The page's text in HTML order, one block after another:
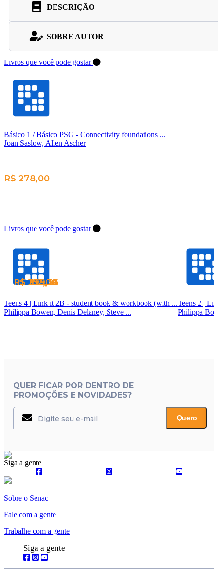
DESCRIÇÃO
SOBRE AUTOR
Livros que você pode gostar
Básico 1 / Básico PSG - Connectivity foundations ...
Joan Saslow, Allen Ascher
R$ 278,00
Livros que você pode gostar
Teens 4 | Link it 2B - student book & workbook (with ...
Philippa Bowen, Denis Delaney, Steve ...
R$ 182,00
Philippa
R$ 182,00
R$ 399,26
R$ 235,30
QUER FICAR POR DENTRO DE
PROMOÇÕES E NOVIDADES?
Quero
Siga a gente
Sobre o Senac
Fale com a gente
Trabalhe com a gente
Siga a gente